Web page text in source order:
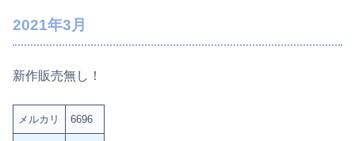
2021年3月
新作販売無し！
メルカリ 6696